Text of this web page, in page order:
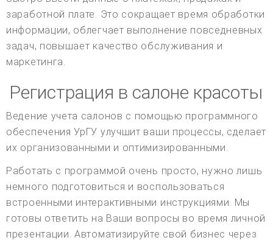
заработной плате. Это сокращает время обработки
информации, облегчает выполнение повседневных
задач, повышает качество обслуживания и
маркетинга.
Регистрация в салоне красоты
Ведение учета салонов с помощью программного
обеспечения УрГУ улучшит ваши процессы, сделает
их организованными и оптимизированными.
Работать с программой очень просто, нужно лишь
немного подготовиться и воспользоваться
встроенными интерактивными инструкциями. Мы
готовы ответить на Ваши вопросы во время личной
презентации. Автоматизируйте свой бизнес через